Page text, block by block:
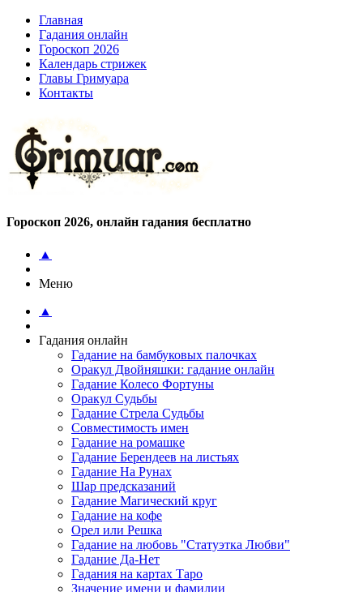
Главная
Гадания онлайн
Гороскоп 2026
Календарь стрижек
Главы Гримуара
Контакты
Гороскоп 2026, онлайн гадания бесплатно
▲
Меню
▲
Гадания онлайн
Гадание на бамбуковых палочках
Оракул Двойняшки: гадание онлайн
Гадание Колесо Фортуны
Оракул Судьбы
Гадание Стрела Судьбы
Совместимость имен
Гадание на ромашке
Гадание Берендеев на листьях
Гадание На Рунах
Шар предсказаний
Гадание Магический круг
Гадание на кофе
Орел или Решка
Гадание на любовь "Статуэтка Любви"
Гадание Да-Нет
Гадания на картах Таро
Значение имени и фамилии